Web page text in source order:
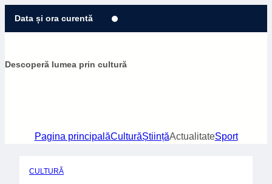
Data și ora curentă
Descoperă lumea prin cultură
Pagina principalăCulturăȘtiințăActualitateSport
CULTURĂ